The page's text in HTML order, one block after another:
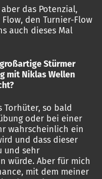
das Potenzial,
den Turnier-Flow
auch dieses Mal
Stürmer
mit Niklas Wellen
Torhüter, so bald
oder bei einer
wahrscheinlich ein
und dass dieser
und sehr
würde. Aber für mich
mit dem meiner